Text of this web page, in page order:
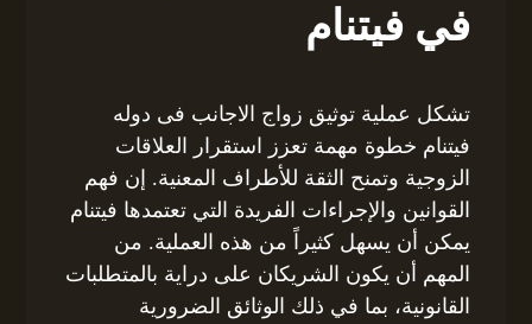
في فيتنام
تشكل عملية توثيق زواج الاجانب فى دوله
فيتنام خطوة مهمة تعزز استقرار العلاقات
الزوجية وتمنح الثقة للأطراف المعنية. إن فهم
القوانين والإجراءات الفريدة التي تعتمدها فيتنام
يمكن أن يسهل كثيراً من هذه العملية. من
المهم أن يكون الشريكان على دراية بالمتطلبات
القانونية، بما في ذلك الوثائق الضرورية